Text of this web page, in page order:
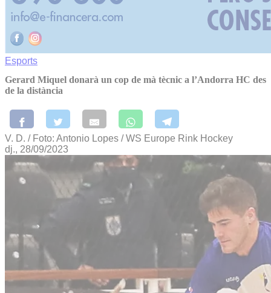
Esports
Gerard Miquel donarà un cop de mà tècnic a l’Andorra HC des
de la distància
V. D. / Foto: Antonio Lopes / WS Europe Rink Hockey
dj., 28/09/2023